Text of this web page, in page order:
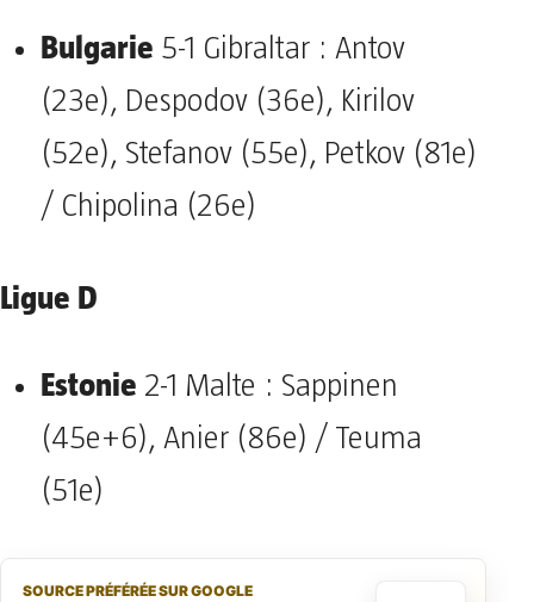
Bulgarie 5-1 Gibraltar : Antov
(23e), Despodov (36e), Kirilov
(52e), Stefanov (55e), Petkov (81e)
/ Chipolina (26e)
Ligue D
Estonie 2-1 Malte : Sappinen
(45e+6), Anier (86e) / Teuma
(51e)
SOURCE PRÉFÉRÉE SUR GOOGLE